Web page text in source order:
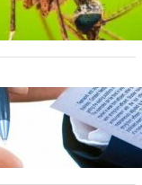
Mondială: O
și